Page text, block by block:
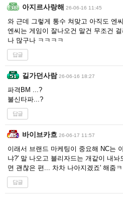
아지르사랑해 26-06-16 11:45
와 근데 그렇게 통수 쳐맞고 아직도 엔
엔씨는 게임이 잘나오건 말건 무조건
나 많구나 ㅋㅋㅋㅋ
답글
길가던사람 26-06-16 18:27
파격BM ...?
불신타파...?
답글
바이브카흐 26-06-17 11:57
이래서 브랜드 마케팅이 중요해 NC는
냐?' 말 나오고 블리자드는 개같이 내
면 괜찮은 편... 차차 나아지겠죠' 해줌
답글